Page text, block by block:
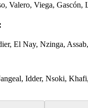
Valero, Viega, Gascón,
El Nay, Nzinga,
Idder, Nsoki,